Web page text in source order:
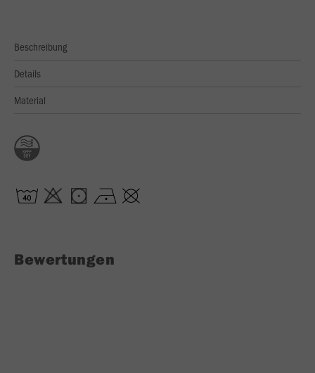
Beschreibung
Details
Material
Bewertungen